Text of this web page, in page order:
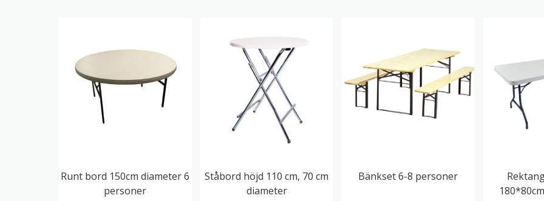
Runt bord 150cm diameter 6
personer
Ståbord höjd 110 cm, 70 cm
diameter
Bänkset 6-8 personer